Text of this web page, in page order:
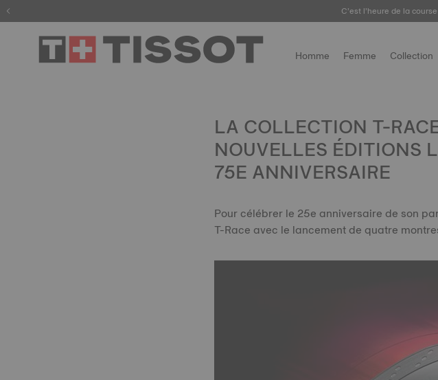
Découvrez la
C’est l’heure de la
Homme Femme Collection
LA COLLECTION T-
NOUVELLES ÉDITIONS
75E ANNIVERSAIRE
Pour célébrer le 25e anniversaire de son
T-Race avec le lancement de quatre